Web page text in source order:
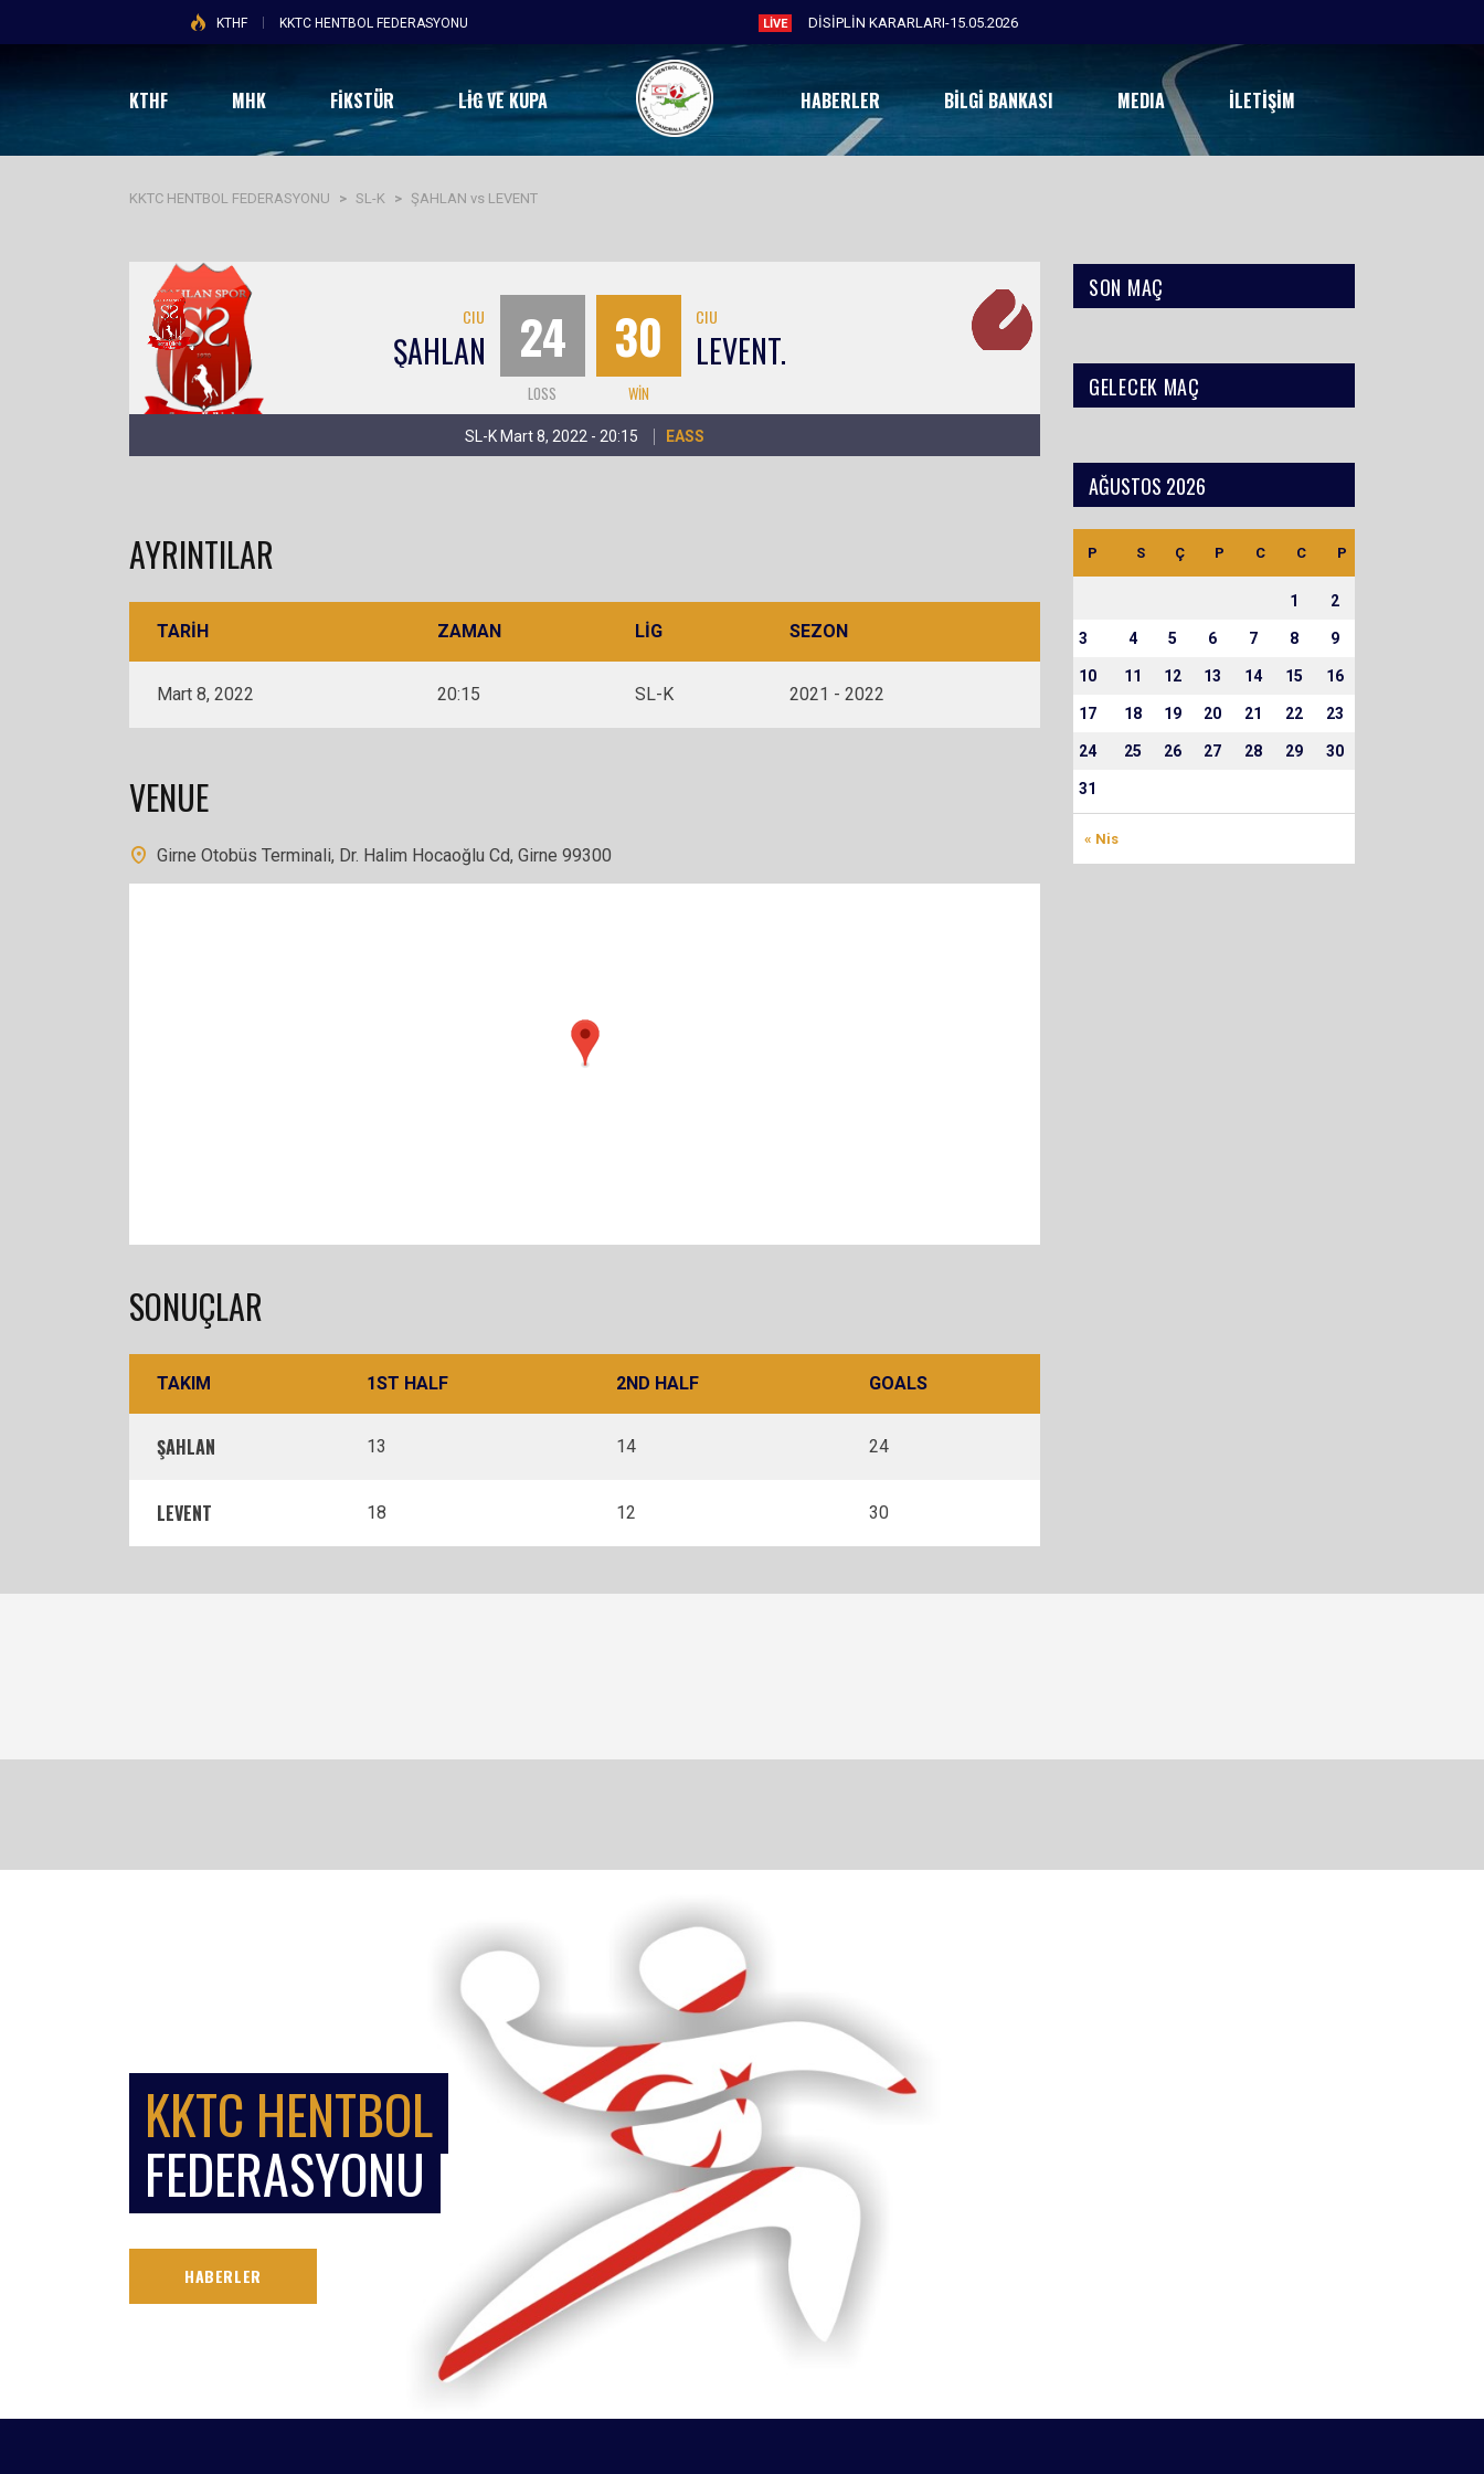
KTHF KKTC HENTBOL FEDERASYONU LIVE DİSİPLİN KARARLARI-15.05.2026
KTHF MHK FİKSTÜR LIG VE KUPA HABERLER BILGI BANKASI MEDIA İLETIŞIM
KKTC HENTBOL FEDERASYONU > SL-K > ŞAHLAN vs LEVENT
CIU
ŞAHLAN 24
LOSS
30
WIN
CIU
LEVENT.
SL-K Mart 8, 2022 - 20:15 EASS
AYRINTILAR
TARIH ZAMAN LIG SEZON
Mart 8, 2022 20:15 SL-K 2021 - 2022
VENUE
Girne Otobüs Terminali, Dr. Halim Hocaoğlu Cd, Girne 99300
SONUÇLAR
TAKIM 1ST HALF 2ND HALF GOALS
ŞAHLAN 13 14 24
LEVENT 18 12 30
SON MAÇ
GELECEK MAÇ
AĞUSTOS 2026
P S Ç P C C P
« Nis
1 2
3 4 5 6 7 8 9
10 11 12 13 14 15 16
17 18 19 20 21 22 23
24 25 26 27 28 29 30
31
KKTC HENTBOL
FEDERASYONU
HABERLER